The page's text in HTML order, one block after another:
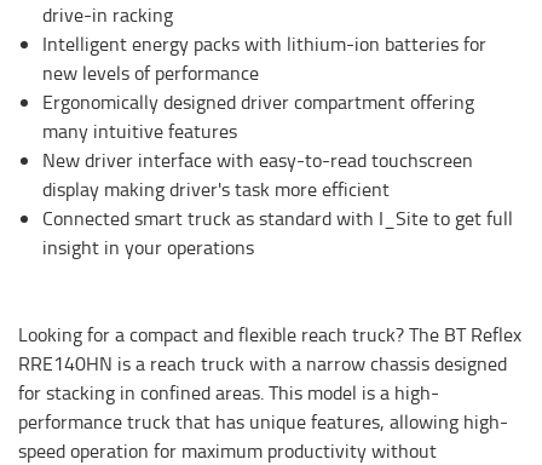
drive-in racking
Intelligent energy packs with lithium-ion batteries for
new levels of performance
Ergonomically designed driver compartment offering
many intuitive features
New driver interface with easy-to-read touchscreen
display making driver's task more efficient
Connected smart truck as standard with I_Site to get full
insight in your operations
Looking for a compact and flexible reach truck? The BT Reflex
RRE140HN is a reach truck with a narrow chassis designed
for stacking in confined areas. This model is a high-
performance truck that has unique features, allowing high-
speed operation for maximum productivity without